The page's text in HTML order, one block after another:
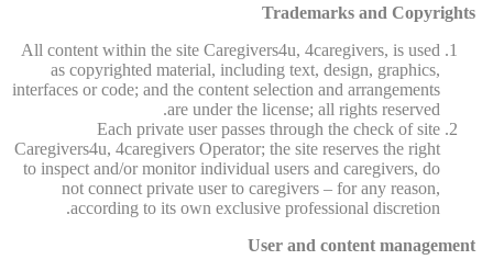
Trademarks and Copyrights
All content within the site Caregivers4u, 4caregivers, is used
as copyrighted material, including text, design, graphics,
interfaces or code; and the content selection and arrangements
are under the license; all rights reserved.
Each private user passes through the check of site
Caregivers4u, 4caregivers Operator; the site reserves the right
to inspect and/or monitor individual users and caregivers, do
not connect private user to caregivers – for any reason,
according to its own exclusive professional discretion.
User and content management